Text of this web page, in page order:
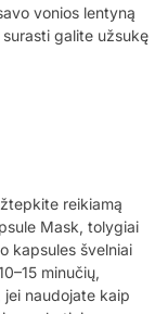
vonios lentyną
galite užsukę
reikiamą
Mask, tolygiai
kapsules švelniai
minučių,
naudojate kaip